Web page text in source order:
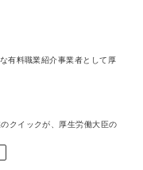
有料職業紹介事業者として厚
クイックが、厚生労働大臣の